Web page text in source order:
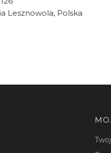
Lesznowola, Polska